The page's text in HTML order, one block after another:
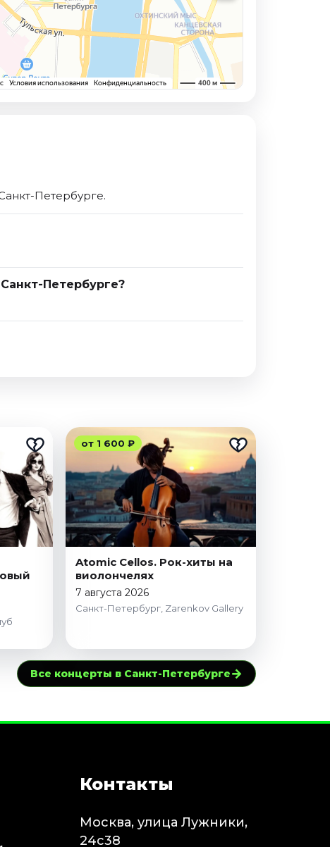
Петербурге.
Петербурге?
от 1 600 ₽
Atomic Cellos. Рок-хиты на
виолончелях
7 августа 2026
Санкт-Петербург, Zarenkov Gallery
Все концерты в Санкт-Петербурге→
Контакты
Москва, улица Лужники,
24с38